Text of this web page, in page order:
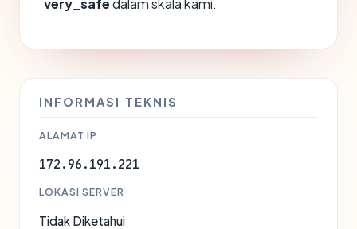
very_safedalam skala kami.
INFORMASI TEKNIS
ALAMAT IP
172.96.191.221
LOKASI SERVER
Tidak Diketahui